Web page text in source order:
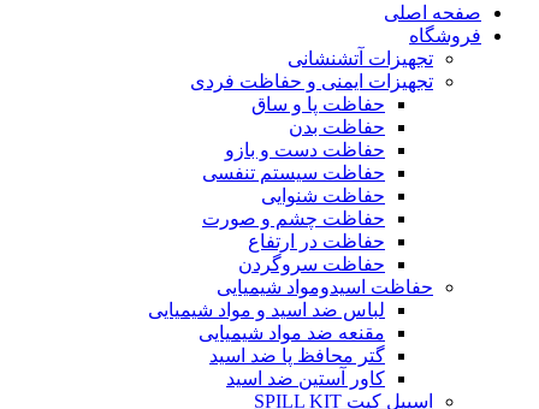
صفحه اصلی
فروشگاه
تجهیزات آتشنشانی
تجهیزات ایمنی و حفاظت فردی
حفاظت پا و ساق
حفاظت بدن
حفاظت دست و بازو
حفاظت سیستم تنفسی
حفاظت شنوایی
حفاظت چشم و صورت
حفاظت در ارتفاع
حفاظت سروگردن
حفاظت اسیدومواد شیمیایی
لباس ضد اسید و مواد شیمیایی
مقنعه ضد مواد شیمیایی
گتر محافظ پا ضد اسید
کاور آستین ضد اسید
اسپیل کیت SPILL KIT